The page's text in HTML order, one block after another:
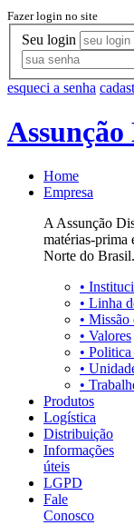
Fazer login no site
Seu login
esqueci a senha
Home
Empresa
A Assunção
matérias-prima
Norte do Brasil.
•
• Linha
• Missão
• Valores
• Politica
•
•
Produtos
Logística
Distribuição
Informações
úteis
LGPD
Fale
Conosco